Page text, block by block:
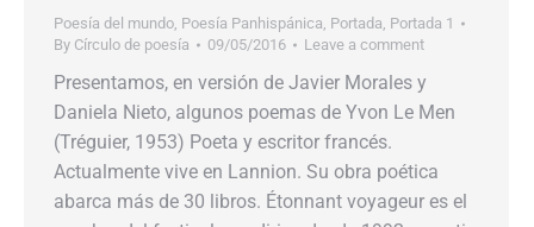
Poesía del mundo, Poesía Panhispánica, Portada, Portada 1
By Círculo de poesía 09/05/2016 Leave a comment
Presentamos, en versión de Javier Morales y
Daniela Nieto, algunos poemas de Yvon Le Men
(Tréguier, 1953) Poeta y escritor francés.
Actualmente vive en Lannion. Su obra poética
abarca más de 30 libros. Étonnant voyageur es el